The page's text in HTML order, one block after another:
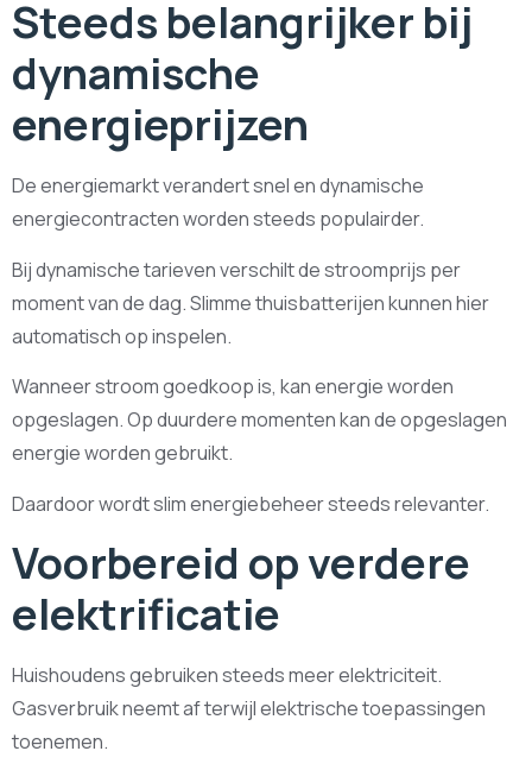
Steeds belangrijker bij
dynamische
energieprijzen
De energiemarkt verandert snel en dynamische
energiecontracten worden steeds populairder.
Bij dynamische tarieven verschilt de stroomprijs per
moment van de dag. Slimme thuisbatterijen kunnen hier
automatisch op inspelen.
Wanneer stroom goedkoop is, kan energie worden
opgeslagen. Op duurdere momenten kan de opgeslagen
energie worden gebruikt.
Daardoor wordt slim energiebeheer steeds relevanter.
Voorbereid op verdere
elektrificatie
Huishoudens gebruiken steeds meer elektriciteit.
Gasverbruik neemt af terwijl elektrische toepassingen
toenemen.